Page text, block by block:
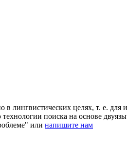
лингвистических целях, т. е.
поиска на основе
или напишите нам